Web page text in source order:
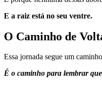
E a raiz está no seu ventre.
O Caminho de
Essa jornada segue um
É o caminho para lembrar